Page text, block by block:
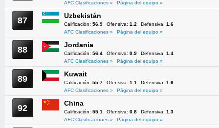
AFC Clasificaciones »
Página del equipo »
87 Uzbekistán
Calificación: 56.9 Ofensiva: 1.2 Defensiva: 1.6
AFC Clasificaciones »
Página del equipo »
88 Jordania
Calificación: 56.4 Ofensiva: 0.9 Defensiva: 1.4
AFC Clasificaciones »
Página del equipo »
89 Kuwait
Calificación: 55.7 Ofensiva: 1.1 Defensiva: 1.6
AFC Clasificaciones »
Página del equipo »
92 China
Calificación: 55.1 Ofensiva: 0.8 Defensiva: 1.3
AFC Clasificaciones »
Página del equipo »